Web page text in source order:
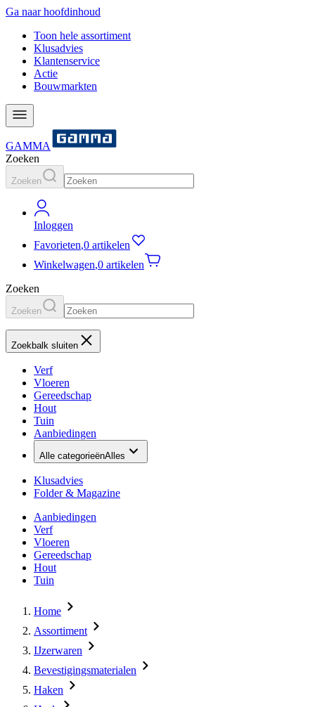
Ga naar hoofdinhoud
Toon hele assortiment
Klusadvies
Klantenservice
Actie
Bouwmarkten
GAMMA
Zoeken
Zoeken
Inloggen
Favorieten,0 artikelen
Winkelwagen,0 artikelen
Zoeken
Zoeken
Zoekbalk sluiten
Verf
Vloeren
Gereedschap
Hout
Tuin
Aanbiedingen
Alle categorieënAlles
Klusadvies
Folder & Magazine
Aanbiedingen
Verf
Vloeren
Gereedschap
Hout
Tuin
Home
Assortiment
IJzerwaren
Bevestigingsmaterialen
Haken